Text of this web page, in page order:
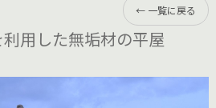
← 一覧に戻る
用した無垢材の平屋